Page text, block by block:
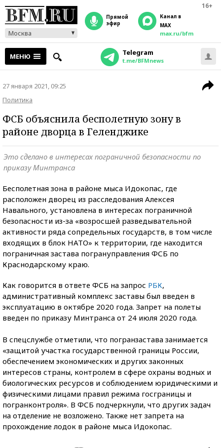
16+
Москва
прямой
эфир
Канал в
MAX
max.ru/bfm
МЕНЮ Telegram
t.me/BFMnews
27 января 2021, 09:25
Политика
ФСБ объяснила бесполетную зону в
районе дворца в Геленджике
Это сделано в интересах пограничной безопасности по
приказу Минтранса
Бесполетная зона в районе мыса Идокопас, где
расположен дворец из расследования Алексея
Навального, установлена в интересах пограничной
безопасности из-за «возросшей разведывательной
активности ряда сопредельных государств, в том числе
входящих в блок НАТО» к территории, где находится
пограничная застава погрануправления ФСБ по
Краснодарскому краю.
Как говорится в ответе ФСБ на запрос РБК,
административный комплекс заставы был введен в
эксплуатацию в октябре 2020 года. Запрет на полеты
введен по приказу Минтранса от 24 июля 2020 года.
В спецслужбе отметили, что погранзастава занимается
«защитой участка государственной границы России,
обеспечением экономических и других законных
интересов страны, контролем в сфере охраны водных и
биологических ресурсов и соблюдением юридическими и
физическими лицами правил режима госграницы и
погранконтроля». В ФСБ подчеркнули, что других задач
на отделение не возложено. Также нет запрета на
прохождение лодок в районе мыса Идокопас.